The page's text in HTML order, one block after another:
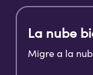
La nube
Migre a la